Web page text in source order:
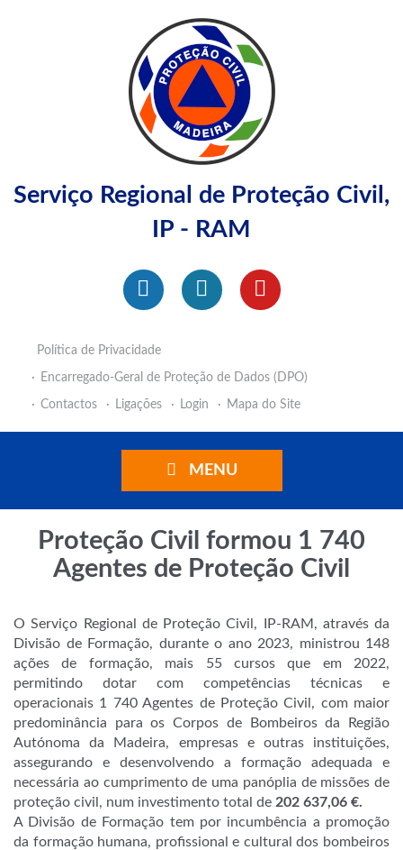
Serviço Regional de Proteção Civil,
IP - RAM
Política de Privacidade
Encarregado-Geral de Proteção de Dados (DPO)
Contactos
Ligações Login Mapa do Site
MENU
Proteção Civil formou 1 740
Agentes de Proteção Civil
O Serviço Regional de Proteção Civil, IP-RAM, através da
Divisão de Formação, durante o ano 2023, ministrou 148
ações de formação, mais 55 cursos que em 2022,
permitindo dotar com competências técnicas e
operacionais 1 740 Agentes de Proteção Civil, com maior
predominância para os Corpos de Bombeiros da Região
Autónoma da Madeira, empresas e outras instituições,
assegurando e desenvolvendo a formação adequada e
necessária ao cumprimento de uma panóplia de missões de
proteção civil, num investimento total de 202 637,06 €.
A Divisão de Formação tem por incumbência a promoção
da formação humana, profissional e cultural dos bombeiros